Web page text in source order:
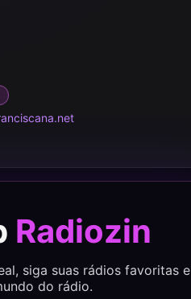
Radiozin
siga suas rádios favoritas e
do rádio.